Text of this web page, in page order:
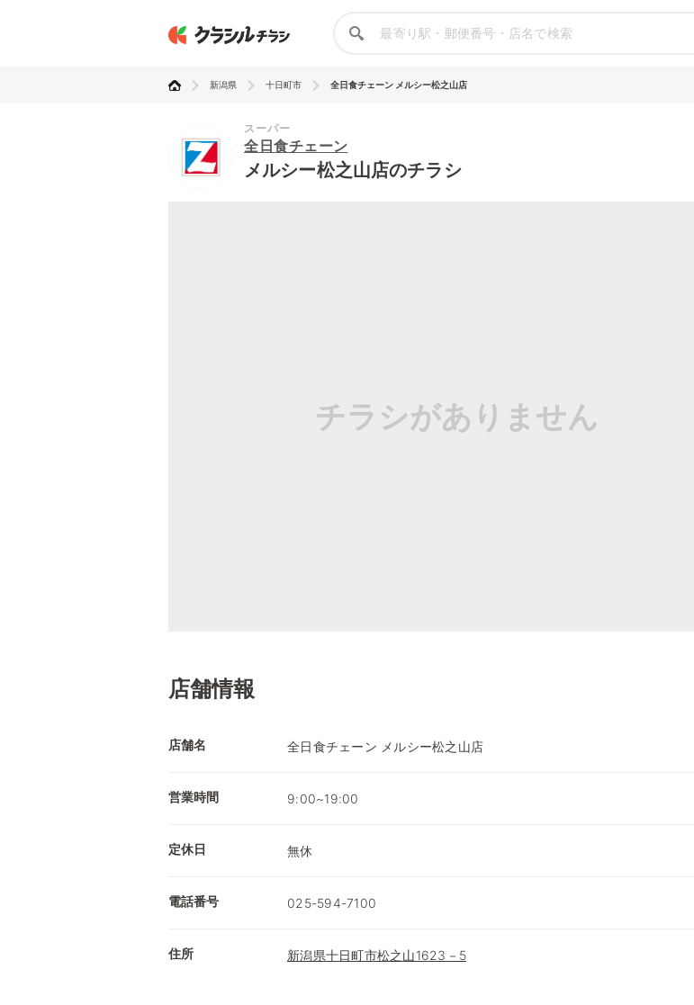
新潟県 十日町市 全日食チェーン メルシー松之山店
スーパー
全日食チェーン
メルシー松之山店のチラシ
チラシがありません
店舗情報
店舗名 全日食チェーン メルシー松之山店
営業時間 9:00~19:00
定休日 無休
電話番号 025-594-7100
住所 新潟県十日町市松之山1623－5